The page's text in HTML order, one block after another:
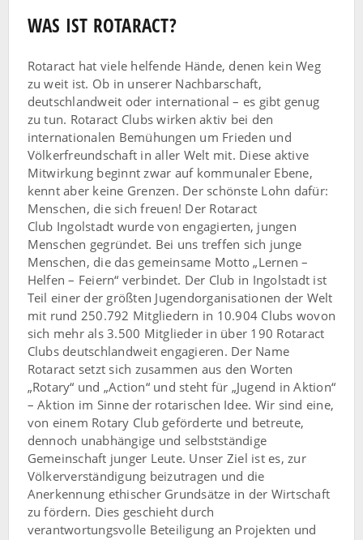
WAS IST ROTARACT?
Rotaract hat viele helfende Hände, denen kein Weg
zu weit ist. Ob in unserer Nachbarschaft,
deutschlandweit oder international – es gibt genug
zu tun. Rotaract Clubs wirken aktiv bei den
internationalen Bemühungen um Frieden und
Völkerfreundschaft in aller Welt mit. Diese aktive
Mitwirkung beginnt zwar auf kommunaler Ebene,
kennt aber keine Grenzen. Der schönste Lohn dafür:
Menschen, die sich freuen! Der Rotaract
Club Ingolstadt wurde von engagierten, jungen
Menschen gegründet. Bei uns treffen sich junge
Menschen, die das gemeinsame Motto „Lernen –
Helfen – Feiern“ verbindet. Der Club in Ingolstadt ist
Teil einer der größten Jugendorganisationen der Welt
mit rund 250.792 Mitgliedern in 10.904 Clubs wovon
sich mehr als 3.500 Mitglieder in über 190 Rotaract
Clubs deutschlandweit engagieren. Der Name
Rotaract setzt sich zusammen aus den Worten
„Rotary“ und „Action“ und steht für „Jugend in Aktion“
– Aktion im Sinne der rotarischen Idee. Wir sind eine,
von einem Rotary Club geförderte und betreute,
dennoch unabhängige und selbstständige
Gemeinschaft junger Leute. Unser Ziel ist es, zur
Völkerverständigung beizutragen und die
Anerkennung ethischer Grundsätze in der Wirtschaft
zu fördern. Dies geschieht durch
verantwortungsvolle Beteiligung an Projekten und